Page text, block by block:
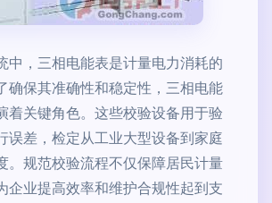
中，三相电能表是计量电力消耗的
确保其准确性和稳定性，三相电能
着关键角色。这些校验设备用于验
误差，检定从工业大型设备到家庭
。规范校验流程不仅保障居民计量
企业提高效率和维护合规性起到支